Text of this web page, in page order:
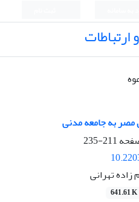
به جامعه مدنی
211-235
تهرانی
641.61 K